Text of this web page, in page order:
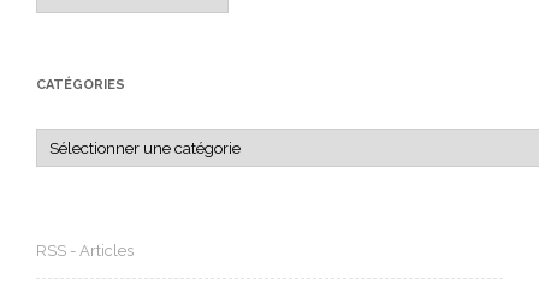
CATÉGORIES
Catégories
RSS - Articles